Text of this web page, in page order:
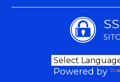
Powered by